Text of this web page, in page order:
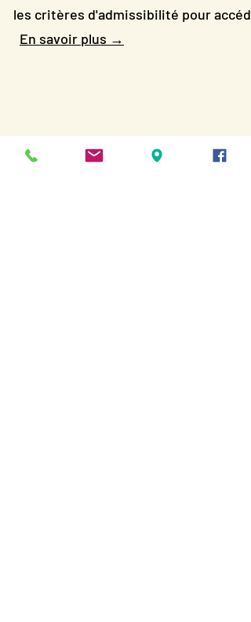
les critères d'admissibilité pour
En savoir plus →
3 )Ressources Covid-19